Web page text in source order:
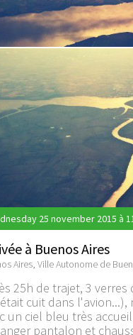
25 november 2015 à
à Buenos Aires
Aires, Ville Autonome de
25h de trajet, 3
cuit dans l'avion...),
un ciel bleu très
pantalon et